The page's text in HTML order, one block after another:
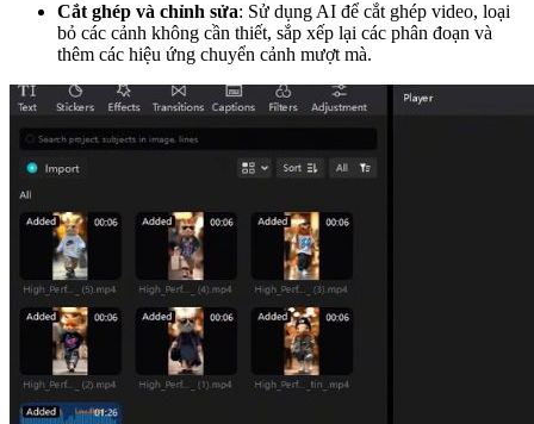
Cắt ghép và chỉnh sửa: Sử dụng AI để cắt ghép video, loại
bỏ các cảnh không cần thiết, sắp xếp lại các phân đoạn và
thêm các hiệu ứng chuyển cảnh mượt mà.